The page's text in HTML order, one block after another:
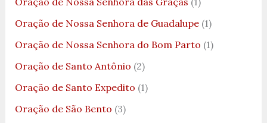
Oração de Nossa Senhora de Guadalupe(1)
Oração de Nossa Senhora do Bom Parto (1)
Oração de Santo Antônio (2)
Oração de Santo Expedito (1)
Oração de São Bento (3)